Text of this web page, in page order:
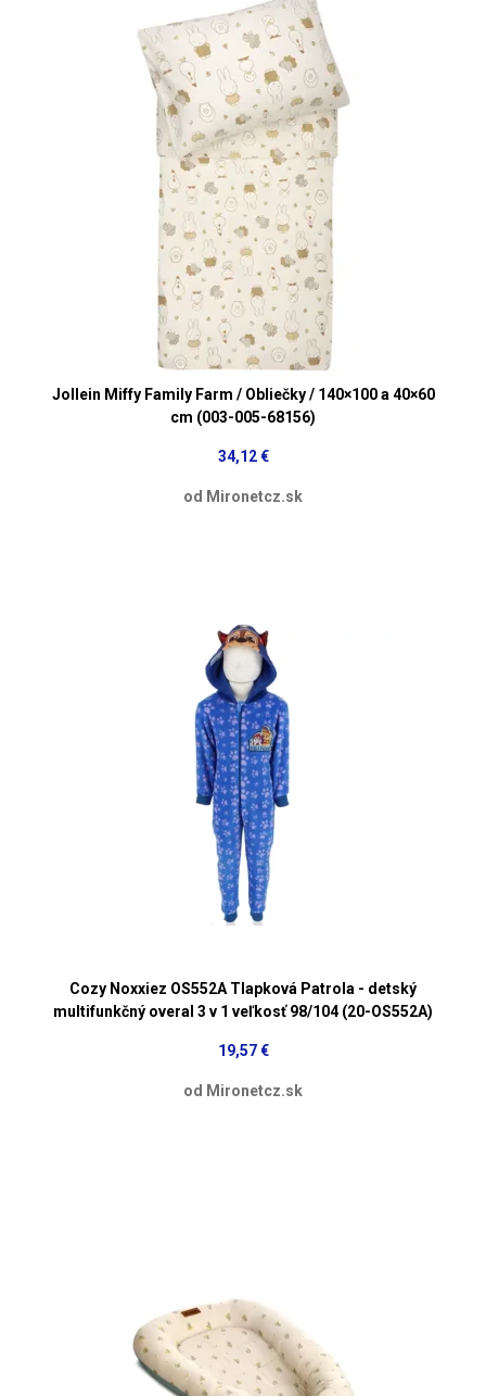
Jollein Miffy Family Farm / Obliečky / 140×100 a 40×60
cm (003-005-68156)
34,12 €
od Mironetcz.sk
Cozy Noxxiez OS552A Tlapková Patrola - detský
multifunkčný overal 3 v 1 veľkosť 98/104 (20-OS552A)
19,57 €
od Mironetcz.sk